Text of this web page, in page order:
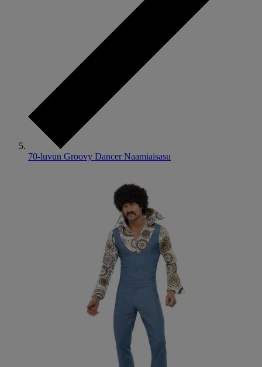
70-luvun Groovy Dancer Naamiaisasu